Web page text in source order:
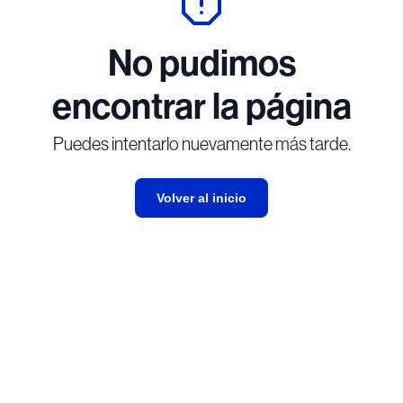
No pudimos
encontrar la página
Puedes intentarlo nuevamente más tarde.
Volver al inicio